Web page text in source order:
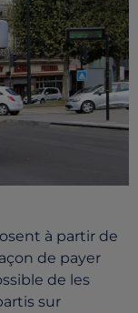
à partir de
de payer
de les
sur